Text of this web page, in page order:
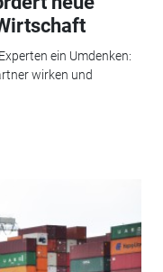
ein Umdenken:
wirken und